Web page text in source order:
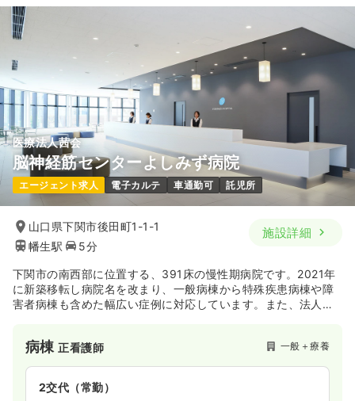
医療法人茜会
脳神経筋センターよしみず病院
エージェント求人 電子カルテ 車通勤可 託児所
山口県下関市後田町1-1-1
幡生駅
5分
施設詳細
下関市の南西部に位置する、391床の慢性期病院です。2021年
に新築移転し病院名を改まり、一般病棟から特殊疾患病棟や障
害者病棟も含めた幅広い症例に対応しています。また、法人で
病棟正看護師 一般＋療養
2交代（常勤）